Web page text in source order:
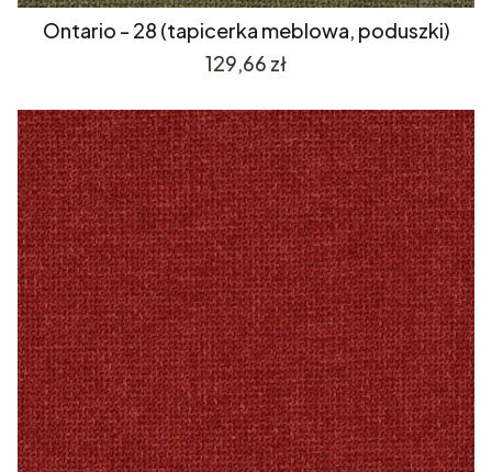
Ontario - 28 (tapicerka meblowa, poduszki)
Cena
129,66 zł